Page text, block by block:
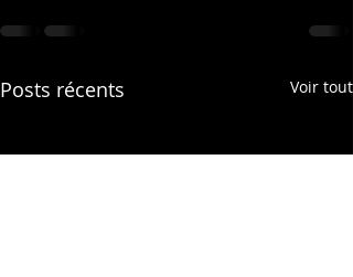
Posts récents Voir tout